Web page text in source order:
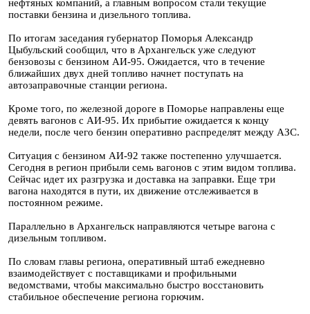
нефтяных компаний, а главным вопросом стали текущие
поставки бензина и дизельного топлива.
По итогам заседания губернатор Поморья Александр
Цыбульский сообщил, что в Архангельск уже следуют
бензовозы с бензином АИ-95. Ожидается, что в течение
ближайших двух дней топливо начнет поступать на
автозаправочные станции региона.
Кроме того, по железной дороге в Поморье направлены еще
девять вагонов с АИ-95. Их прибытие ожидается к концу
недели, после чего бензин оперативно распределят между АЗС.
Ситуация с бензином АИ-92 также постепенно улучшается.
Сегодня в регион прибыли семь вагонов с этим видом топлива.
Сейчас идет их разгрузка и доставка на заправки. Еще три
вагона находятся в пути, их движение отслеживается в
постоянном режиме.
Параллельно в Архангельск направляются четыре вагона с
дизельным топливом.
По словам главы региона, оперативный штаб ежедневно
взаимодействует с поставщиками и профильными
ведомствами, чтобы максимально быстро восстановить
стабильное обеспечение региона горючим.